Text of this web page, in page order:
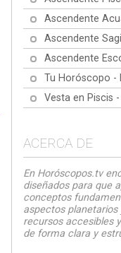
Ascendente
Ascendente
Ascendente
Tu Horóscopo -
Vesta en Piscis
ACERCA DE
En Horóscopos.tv
diseñados para que
conceptos
aspectos
recursos accesibles
de forma clara y